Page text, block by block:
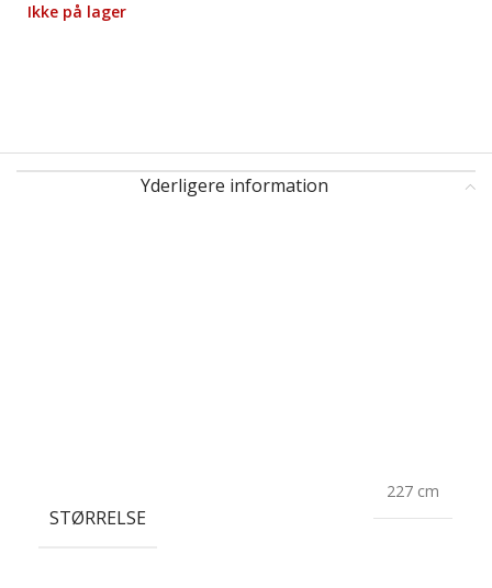
Ikke på lager
Yderligere information
STØRRELSE
227 cm